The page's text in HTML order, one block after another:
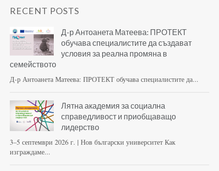
RECENT POSTS
Д-р Антоанета Матеева: ПРОТЕКТ
обучава специалистите да създават
условия за реална промяна в
семейството
Д-р Антоанета Матеева: ПРОТЕКТ обучава специалистите да...
Лятна академия за социална
справедливост и приобщаващо
лидерство
3–5 септември 2026 г. | Нов български университет Как
изграждаме...